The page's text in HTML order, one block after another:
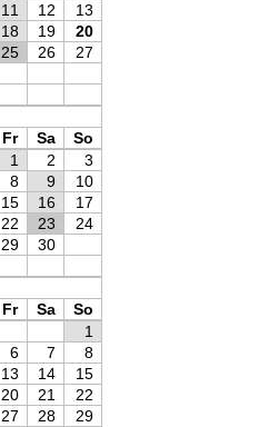
11 12
13
18 19
20
25 26
27
Fr Sa
So
1 2
3
8 9
10
15 16
17
22 23
24
29 30
Fr Sa
So
1
6 7
8
13 14
15
20 21
22
27 28
29